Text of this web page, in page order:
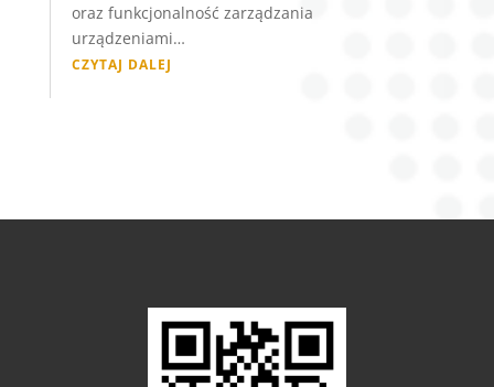
oraz funkcjonalność zarządzania
urządzeniami…
CZYTAJ DALEJ